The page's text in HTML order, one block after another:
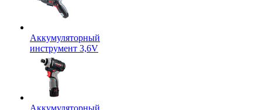
Аккумуляторный
инструмент 3,6V
Аккумуляторный